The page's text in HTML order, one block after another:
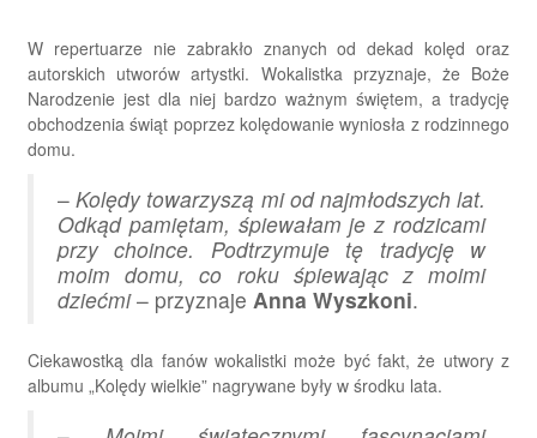
W repertuarze nie zabrakło znanych od dekad kolęd oraz
autorskich utworów artystki. Wokalistka przyznaje, że Boże
Narodzenie jest dla niej bardzo ważnym świętem, a tradycję
obchodzenia świąt poprzez kolędowanie wyniosła z rodzinnego
domu.
–Kolędy towarzyszą mi od najmłodszych lat.
Odkąd pamiętam, śpiewałam je z rodzicami
przy choince. Podtrzymuje tę tradycję w
moim domu, co roku śpiewając z moimi
dziećmi– przyznaje Anna Wyszkoni.
Ciekawostką dla fanów wokalistki może być fakt, że utwory z
albumu „Kolędy wielkie” nagrywane były w środku lata.